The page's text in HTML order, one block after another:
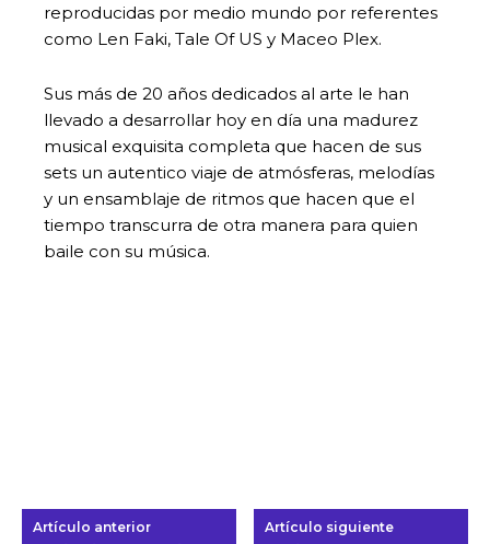
reproducidas por medio mundo por referentes
como Len Faki, Tale Of US y Maceo Plex.
Sus más de 20 años dedicados al arte le han
llevado a desarrollar hoy en día una madurez
musical exquisita completa que hacen de sus
sets un autentico viaje de atmósferas, melodías
y un ensamblaje de ritmos que hacen que el
tiempo transcurra de otra manera para quien
baile con su música.
Artículo anterior Artículo siguiente